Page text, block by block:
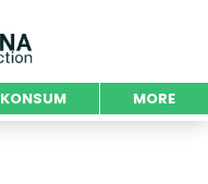
KONSUM MORE